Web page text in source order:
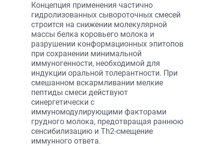
Концепция применения частично
гидролизованных сывороточных смесей
строится на снижении молекулярной
массы белка коровьего молока и
разрушении конформационных эпитопов
при сохранении минимальной
иммуногенности, необходимой для
индукции оральной толерантности. При
смешанном вскармливании мелкие
пептиды смеси действуют
синергетически с
иммуномодулирующими факторами
грудного молока, предотвращая раннюю
сенсибилизацию и Th2-смещение
иммунного ответа.